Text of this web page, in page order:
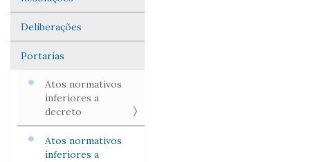
Deliberações
Portarias
Atos normativos
inferiores a
decreto
Atos normativos
inferiores a